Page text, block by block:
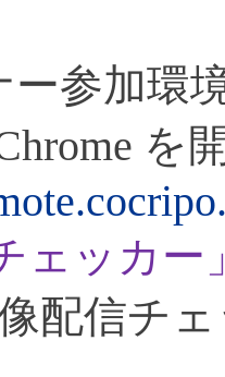
ー参加環
を
ェッカ
配信チ